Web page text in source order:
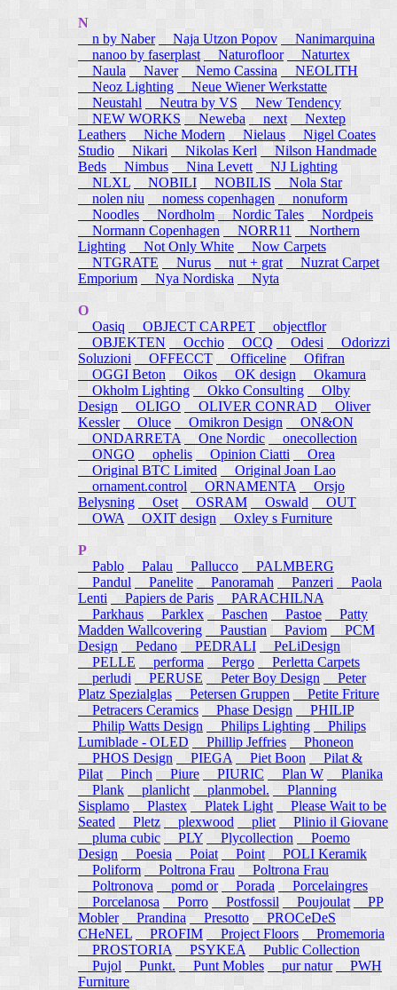
N
n by Naber
Naja Utzon Popov
Nanimarquina
nanoo by faserplast
Naturofloor
Naturtex
Naula
Naver Nemo Cassina
NEOLITH
Neoz Lighting
Neue Wiener Werkstatte
Neustahl
Neutra by VS
New Tendency
NEW WORKS
Neweba next
Nextep
Leathers
Niche Modern Nielaus
Nigel Coates
Studio
Nikari Nikolas Kerl
Nilson Handmade
Beds
Nimbus Nina Levett
NJ Lighting
NLXL
NOBILI NOBILIS
Nola Star
nolen niu
nomess copenhagen
nonuform
Noodles
Nordholm Nordic Tales
Nordpeis
Normann Copenhagen
NORR11
Northern
Lighting
Not Only White
Now Carpets
NTGRATE
Nurus nut + grat
Nuzrat Carpet
Emporium
Nya Nordiska Nyta
O
Oasiq
OBJECT CARPET
objectflor
OBJEKTEN
Occhio OCQ Odesi
Odorizzi
Soluzioni
OFFECCT Officeline
Ofifran
OGGI Beton
Oikos OK design
Okamura
Okholm Lighting
Okko Consulting
Olby
Design
OLIGO OLIVER CONRAD
Oliver
Kessler
Oluce Omikron Design
ON&ON
ONDARRETA
One Nordic
onecollection
ONGO
ophelis Opinion Ciatti
Orea
Original BTC Limited
Original Joan Lao
ornament.control
ORNAMENTA
Orsjo
Belysning
Oset OSRAM Oswald
OUT
OWA
OXIT design Oxley s Furniture
P
Pablo
Palau Pallucco
PALMBERG
Pandul
Panelite Panoramah Panzeri
Paola
Lenti
Papiers de Paris
PARACHILNA
Parkhaus
Parklex Paschen Pastoe
Patty
Madden Wallcovering
Paustian Paviom
PCM
Design
Pedano PEDRALI
PeLiDesign
PELLE
performa Pergo
Perletta Carpets
perludi
PERUSE Peter Boy Design
Peter
Platz Spezialglas
Petersen Gruppen
Petite Friture
Petracers Ceramics
Phase Design
PHILIP
Philip Watts Design
Philips Lighting
Philips
Lumiblade - OLED
Phillip Jeffries
Phoneon
PHOS Design
PIEGA Piet Boon
Pilat &
Pilat
Pinch Piure PIURIC Plan W
Planika
Plank
planlicht planmobel. Planning
Sisplamo
Plastex Platek Light
Please Wait to be
Seated
Pletz plexwood pliet
Plinio il Giovane
pluma cubic
PLY Plycollection
Poemo
Design
Poesia Poiat Point
POLI Keramik
Poliform
Poltrona Frau
Poltrona Frau
Poltronova
pomd or Porada
Porcelaingres
Porcelanosa
Porro Postfossil Poujoulat
PP
Mobler
Prandina Presotto
PROCeDeS
CHeNEL
PROFIM Project Floors
Promemoria
PROSTORIA
PSYKEA
Public Collection
Pujol
Punkt. Punt Mobles pur natur
PWH
Furniture